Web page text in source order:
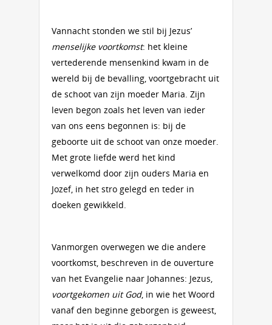
Vannacht stonden we stil bij Jezus’
menselijke voortkomst: het kleine
vertederende mensenkind kwam in de
wereld bij de bevalling, voortgebracht uit
de schoot van zijn moeder Maria. Zijn
leven begon zoals het leven van ieder
van ons eens begonnen is: bij de
geboorte uit de schoot van onze moeder.
Met grote liefde werd het kind
verwelkomd door zijn ouders Maria en
Jozef, in het stro gelegd en teder in
doeken gewikkeld.
Vanmorgen overwegen we die andere
voortkomst, beschreven in de ouverture
van het Evangelie naar Johannes: Jezus,
voortgekomen uit God, in wie het Woord
vanaf den beginne geborgen is geweest,